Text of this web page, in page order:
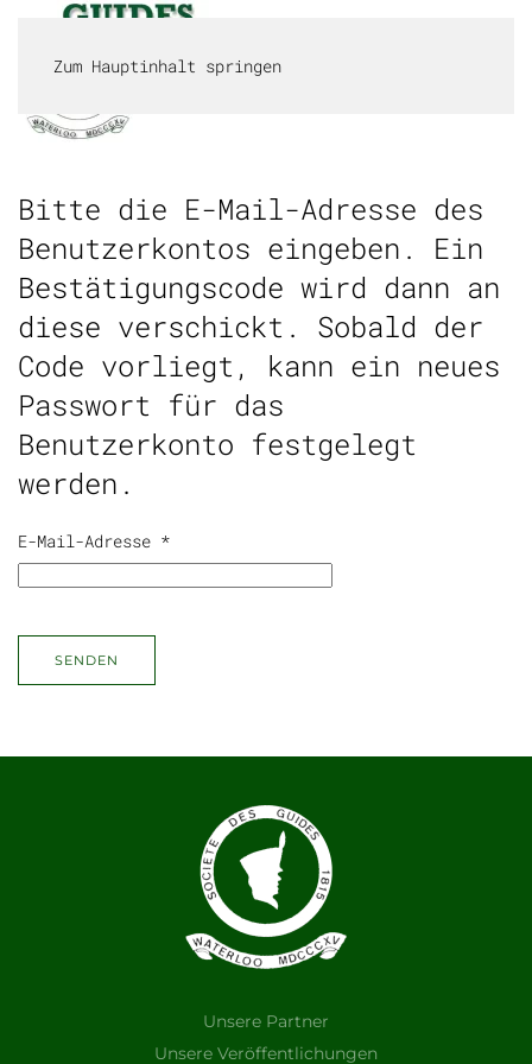
Zum Hauptinhalt springen
Bitte die E-Mail-Adresse des
Benutzerkontos eingeben. Ein
Bestätigungscode wird dann an
diese verschickt. Sobald der
Code vorliegt, kann ein neues
Passwort für das
Benutzerkonto festgelegt
werden.
E-Mail-Adresse *
SENDEN
Unsere Partner
Unsere Veröffentlichungen